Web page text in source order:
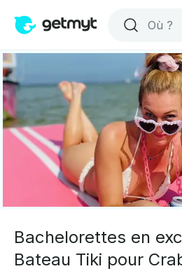
Bachelorettes en
Bateau Tiki pour